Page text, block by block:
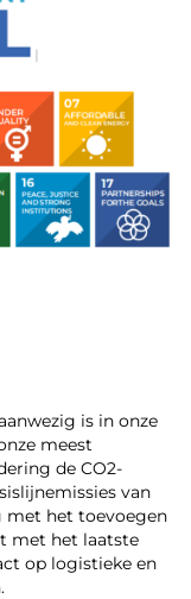
is in onze
meest
de CO2-
van
met het toevoegen
met het laatste
op logistieke en